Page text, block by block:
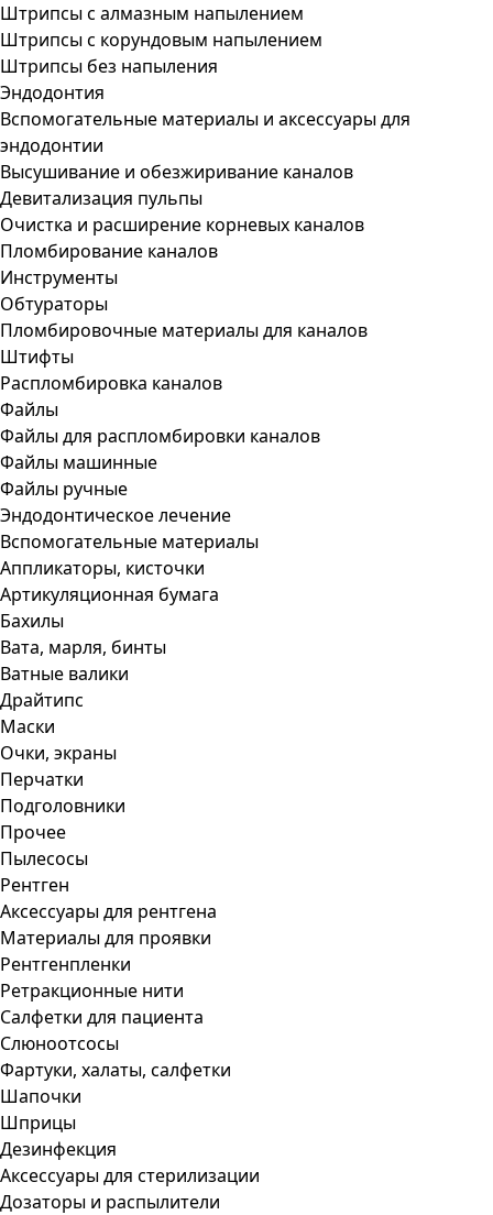
Штрипсы c алмазным напылением
Штрипсы c корундовым напылением
Штрипсы без напыления
Эндодонтия
Вспомогательные материалы и аксессуары для
эндодонтии
Высушивание и обезжиривание каналов
Девитализация пульпы
Очистка и расширение корневых каналов
Пломбирование каналов
Инструменты
Обтураторы
Пломбировочные материалы для каналов
Штифты
Распломбировка каналов
Файлы
Файлы для распломбировки каналов
Файлы машинные
Файлы ручные
Эндодонтическое лечение
Вспомогательные материалы
Аппликаторы, кисточки
Артикуляционная бумага
Бахилы
Вата, марля, бинты
Ватные валики
Драйтипс
Маски
Очки, экраны
Перчатки
Подголовники
Прочее
Пылесосы
Рентген
Аксессуары для рентгена
Материалы для проявки
Рентгенпленки
Ретракционные нити
Салфетки для пациента
Слюноотсосы
Фартуки, халаты, салфетки
Шапочки
Шприцы
Дезинфекция
Аксессуары для стерилизации
Дозаторы и распылители